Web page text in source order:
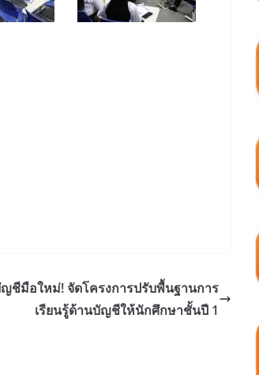
ชีมือใหม่! จัดโครงการปรับพื้นฐานการ
เรียนรู้ด้านบัญชีให้นักศึกษาชั้นปี 1